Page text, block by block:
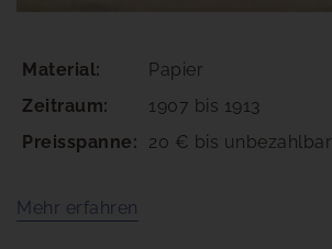
Material:
Papier
Zeitraum:
1907 bis 1913
Preisspanne:
20 € bis unbezahlbar
Mehr erfahren